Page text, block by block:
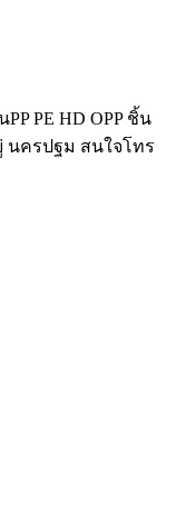
PE HD OPP ชิ้น
นครปฐม สนใจโทร